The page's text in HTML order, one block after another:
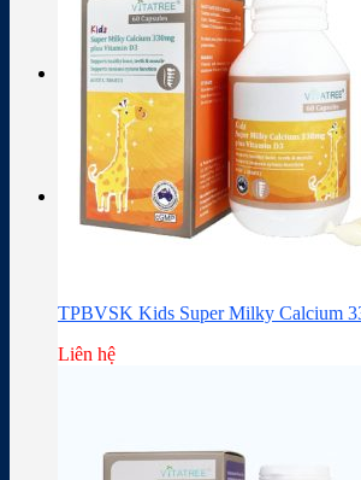
Thành phần thuốc
Giỏ hàng
Giỏ hàng
Chưa có sản phẩm trong giỏ hàng.
TPBVSK Kids Super Milky Calcium
Liên hệ